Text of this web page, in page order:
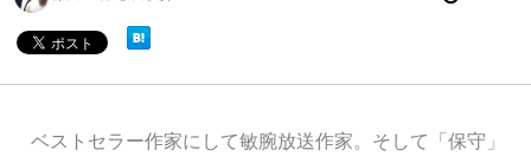
ベストセラー作家にして敏腕放送作家。そして「保守」